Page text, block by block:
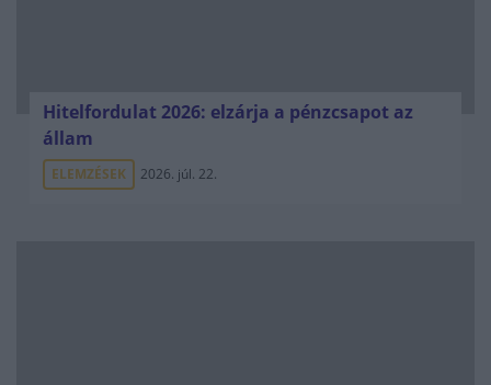
Hitelfordulat 2026: elzárja a pénzcsapot az
állam
ELEMZÉSEK 2026. júl. 22.